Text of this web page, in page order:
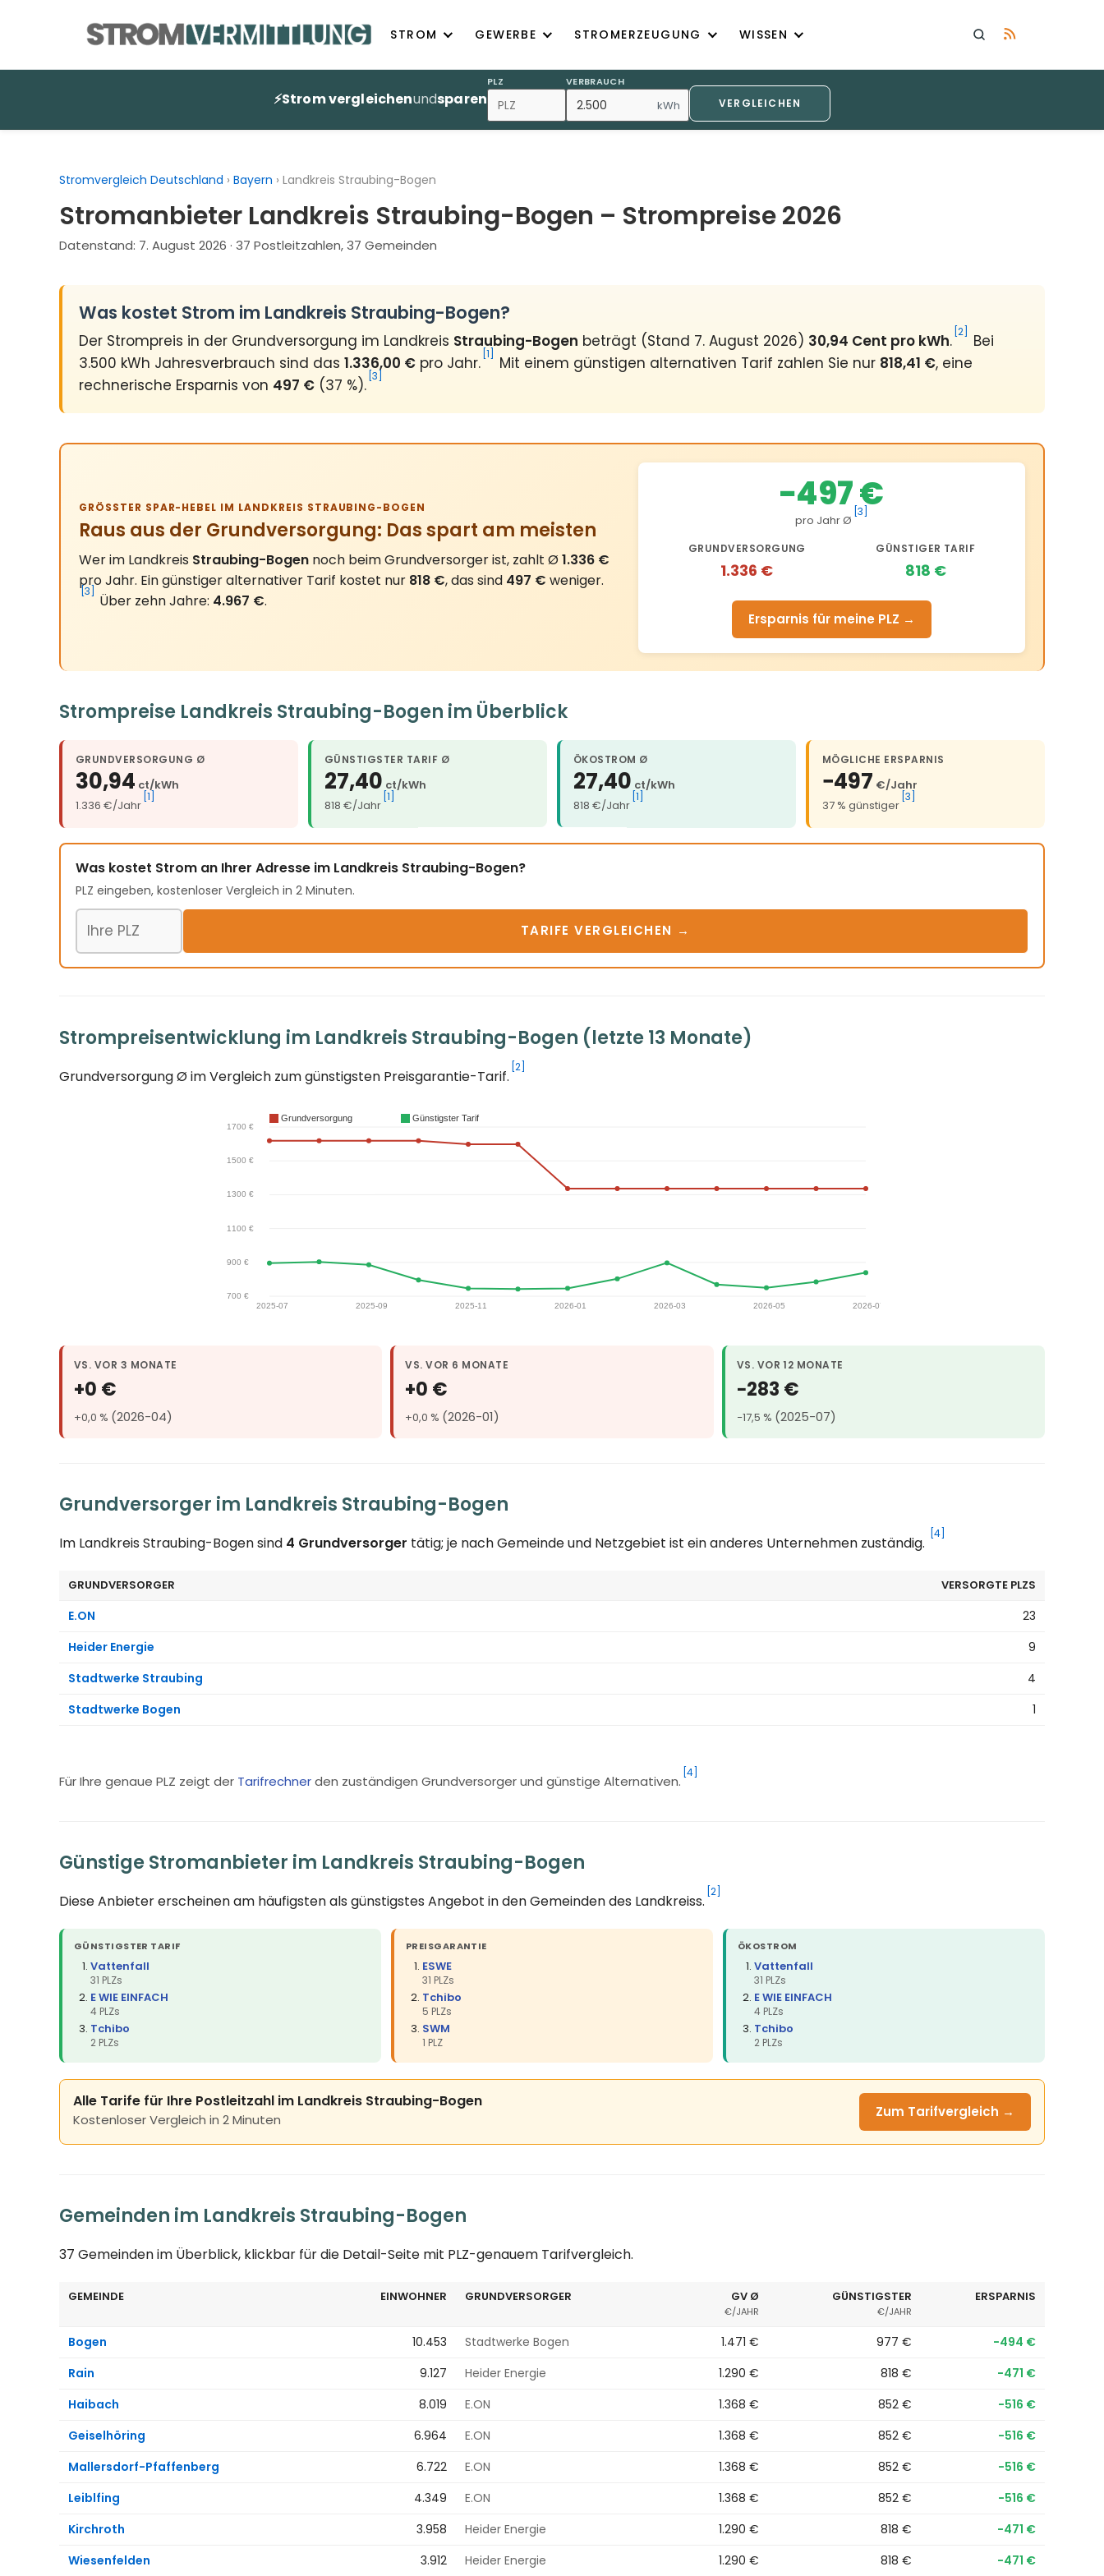
STROM GEWERBE STROMERZEUGUNG WISSEN
⚡Strom vergleichenundsparen
PLZ VERBRAUCH
kWh VERGLEICHEN
Stromvergleich Deutschland › Bayern › Landkreis Straubing-Bogen
Stromanbieter Landkreis Straubing-Bogen – Strompreise 2026
Datenstand: 7. August 2026 · 37 Postleitzahlen, 37 Gemeinden
Was kostet Strom im Landkreis Straubing-Bogen?
Der Strompreis in der Grundversorgung im Landkreis Straubing-Bogen beträgt (Stand 7. August 2026) 30,94 Cent pro kWh. [2]
Bei
3.500 kWh Jahresverbrauch sind das 1.336,00 € pro Jahr. [1] Mit einem günstigen alternativen Tarif zahlen Sie nur 818,41 €, eine
rechnerische Ersparnis von 497 € (37 %). [3]
GRÖSSTER SPAR-HEBEL IM LANDKREIS STRAUBING-BOGEN
Raus aus der Grundversorgung: Das spart am meisten
Wer im Landkreis Straubing-Bogen noch beim Grundversorger ist, zahlt Ø1.336 €
pro Jahr. Ein günstiger alternativer Tarif kostet nur 818 €, das sind 497 € weniger.
[3] Über zehn Jahre: 4.967 €.
−497 €
pro Jahr Ø
[3]
GRUNDVERSORGUNG
1.336 €
GÜNSTIGER TARIF
818 €
Ersparnis für meine PLZ →
Strompreise Landkreis Straubing-Bogen im Überblick
GRUNDVERSORGUNG Ø
30,94 ct/kWh
1.336 €/Jahr
[1]
GÜNSTIGSTER TARIF Ø
27,40 ct/kWh
818 €/Jahr
[1]
ÖKOSTROM Ø
27,40 ct/kWh
818 €/Jahr
[1]
MÖGLICHE ERSPARNIS
−497 €/Jahr
37 % günstiger
[3]
Was kostet Strom an Ihrer Adresse im Landkreis Straubing-Bogen?
PLZ eingeben, kostenloser Vergleich in 2 Minuten.
Postleitzahl
TARIFE VERGLEICHEN →
Strompreisentwicklung im Landkreis Straubing-Bogen (letzte 13 Monate)
Grundversorgung Ø im Vergleich zum günstigsten Preisgarantie-Tarif. [2]
VS. VOR 3 MONATE
+0 €
+0,0 % (2026-04)
VS. VOR 6 MONATE
+0 €
+0,0 % (2026-01)
VS. VOR 12 MONATE
−283 €
−17,5 % (2025-07)
Grundversorger im Landkreis Straubing-Bogen
Im Landkreis Straubing-Bogen sind 4 Grundversorger tätig; je nach Gemeinde und Netzgebiet ist ein anderes Unternehmen zuständig. [4]
GRUNDVERSORGER VERSORGTE PLZS
E.ON
23
Heider Energie
9
Stadtwerke Straubing
4
Stadtwerke Bogen
1
Für Ihre genaue PLZ zeigt der Tarifrechnerden zuständigen Grundversorger und günstige Alternativen.
[4]
Günstige Stromanbieter im Landkreis Straubing-Bogen
Diese Anbieter erscheinen am häufigsten als günstigstes Angebot in den Gemeinden des Landkreiss. [2]
GÜNSTIGSTER TARIF
Vattenfall
31 PLZs
E WIE EINFACH
4 PLZs
Tchibo
2 PLZs
PREISGARANTIE
ESWE
31 PLZs
Tchibo
5 PLZs
SWM
1 PLZ
ÖKOSTROM
Vattenfall
31 PLZs
E WIE EINFACH
4 PLZs
Tchibo
2 PLZs
Alle Tarife für Ihre Postleitzahl im Landkreis Straubing-Bogen
Kostenloser Vergleich in 2 Minuten Zum Tarifvergleich →
Gemeinden im Landkreis Straubing-Bogen
37 Gemeinden im Überblick, klickbar für die Detail-Seite mit PLZ-genauem Tarifvergleich.
GEMEINDE EINWOHNER GRUNDVERSORGER GV Ø
€/JAHR
GÜNSTIGSTER
€/JAHR
ERSPARNIS
Bogen 10.453 Stadtwerke Bogen 1.471 € 977 €
−494 €
Rain
9.127 Heider Energie 1.290 € 818 €
−471 €
Haibach
8.019 E.ON 1.368 € 852 €
−516 €
Geiselhöring
6.964 E.ON 1.368 € 852 €
−516 €
Mallersdorf-Pfaffenberg
6.722 E.ON 1.368 € 852 €
−516 €
Leiblfing
4.349 E.ON 1.368 € 852 €
−516 €
Kirchroth
3.958 Heider Energie 1.290 € 818 €
−471 €
Wiesenfelden
3.912 Heider Energie 1.290 € 818 € −471 €